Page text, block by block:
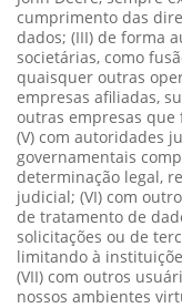
cumprimento das
dados; (III) de forma
societárias, como
quaisquer outras
empresas afiliadas,
outras empresas que
(V) com autoridades
governamentais
determinação legal,
judicial; (VI) com
de tratamento de
solicitações ou de
limitando à
(VII) com outros
nossos ambientes